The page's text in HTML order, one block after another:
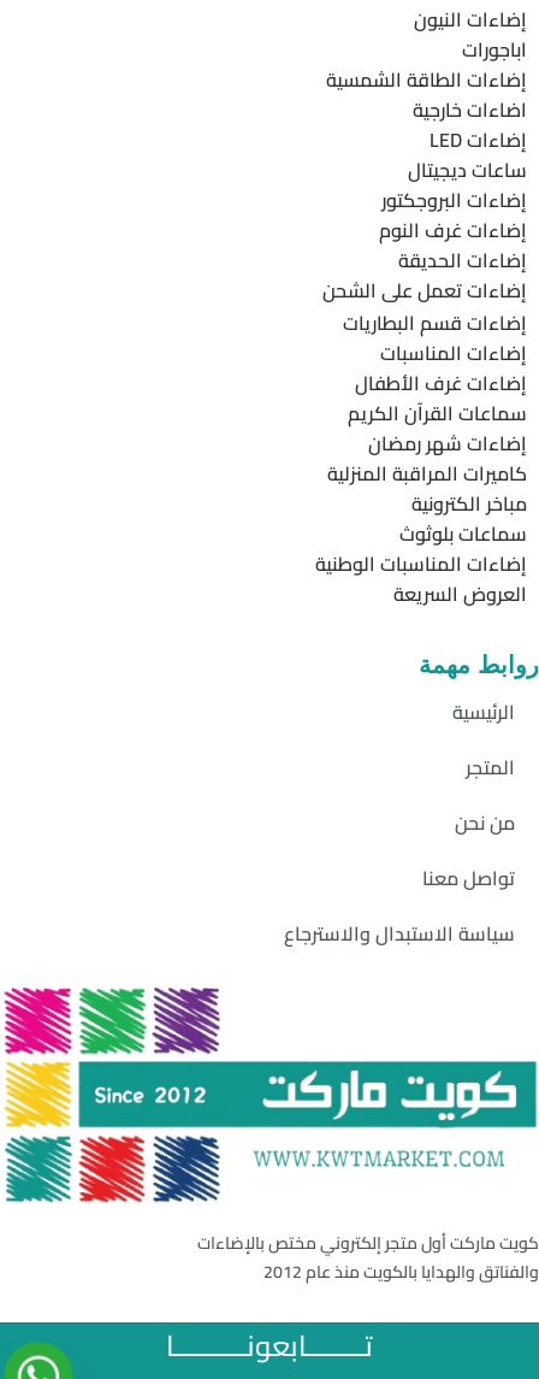
إضاءات النيون
اباجورات
إضاءات الطاقة الشمسية
اضاءات خارجية
إضاءات LED
ساعات ديجيتال
إضاءات البروجكتور
إضاءات غرف النوم
إضاءات الحديقة
إضاءات تعمل على الشحن
إضاءات قسم البطاريات
إضاءات المناسبات
إضاءات غرف الأطفال
سماعات القرآن الكريم
إضاءات شهر رمضان
كاميرات المراقبة المنزلية
مباخر الكترونية
سماعات بلوثوث
إضاءات المناسبات الوطنية
العروض السريعة
روابط مهمة
الرئيسية
المتجر
من نحن
تواصل معنا
سياسة الاستبدال والاسترجاع
كويت ماركت أول متجر إلكتروني مختص بالإضاءات
والفناتق والهدايا بالكويت منذ عام 2012
تــــــــابعونــــــــــا